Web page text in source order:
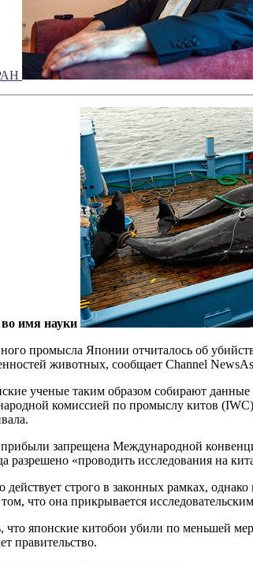
имя науки
промысла Японии отчиталось об
животных, сообщает Channel
ученые таким образом собирают
комиссией по промыслу китов
запрещена Международной
разрешено «проводить исследования на
действует строго в законных рамках,
что она прикрывается
что японские китобои убили по меньшей
правительство.